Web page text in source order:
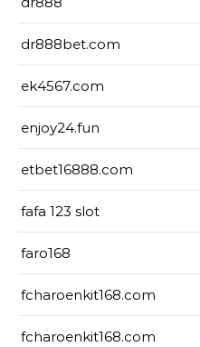
dr888bet.com
ek4567.com
enjoy24.fun
etbet16888.com
fafa 123 slot
faro168
fcharoenkit168.com
fcharoenkit168.com